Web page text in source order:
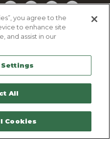
PinterestInstagramLinkedInTikTok
des cookies
légales
site
nous
you agree to the
to enhance site
and assist in our
All
Cookies